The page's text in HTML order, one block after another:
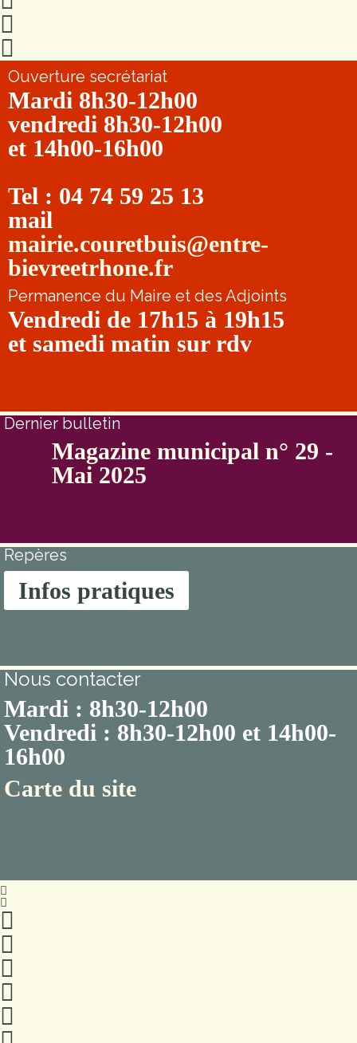
Ouverture secrétariat
Mardi 8h30-12h00
vendredi 8h30-12h00
et 14h00-16h00
Tel : 04 74 59 25 13
mail
mairie.couretbuis@entre-
bievreetrhone.fr
Permanence du Maire et des Adjoints
Vendredi de 17h15 à 19h15
et samedi matin sur rdv
Dernier bulletin
Magazine municipal n° 29 -
Mai 2025
Repères
Infos pratiques
Nous contacter
Mardi : 8h30-12h00
Vendredi : 8h30-12h00 et 14h00-
16h00
Carte du site